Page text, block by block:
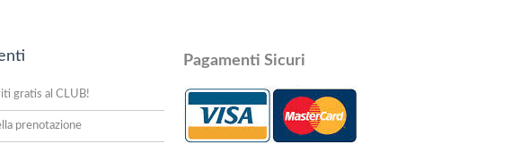
gratis al CLUB!
prenotazione
Pagamenti Sicuri